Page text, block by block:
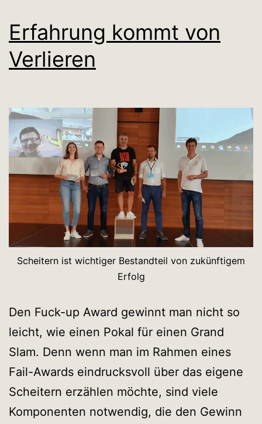
Erfahrung kommt von
Verlieren
Scheitern ist wichtiger Bestandteil von zukünftigem
Erfolg
Den Fuck-up Award gewinnt man nicht so
leicht, wie einen Pokal für einen Grand
Slam. Denn wenn man im Rahmen eines
Fail-Awards eindrucksvoll über das eigene
Scheitern erzählen möchte, sind viele
Komponenten notwendig, die den Gewinn